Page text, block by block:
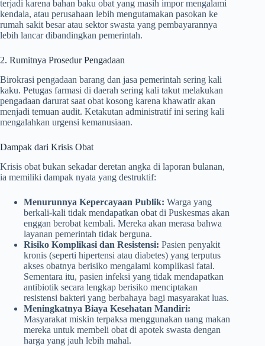
terjadi karena bahan baku obat yang masih impor mengalami
kendala, atau perusahaan lebih mengutamakan pasokan ke
rumah sakit besar atau sektor swasta yang pembayarannya
lebih lancar dibandingkan pemerintah.
2. Rumitnya Prosedur Pengadaan
Birokrasi pengadaan barang dan jasa pemerintah sering kali
kaku. Petugas farmasi di daerah sering kali takut melakukan
pengadaan darurat saat obat kosong karena khawatir akan
menjadi temuan audit. Ketakutan administratif ini sering kali
mengalahkan urgensi kemanusiaan.
Dampak dari Krisis Obat
Krisis obat bukan sekadar deretan angka di laporan bulanan,
ia memiliki dampak nyata yang destruktif:
Menurunnya Kepercayaan Publik: Warga yang
berkali-kali tidak mendapatkan obat di Puskesmas akan
enggan berobat kembali. Mereka akan merasa bahwa
layanan pemerintah tidak berguna.
Risiko Komplikasi dan Resistensi: Pasien penyakit
kronis (seperti hipertensi atau diabetes) yang terputus
akses obatnya berisiko mengalami komplikasi fatal.
Sementara itu, pasien infeksi yang tidak mendapatkan
antibiotik secara lengkap berisiko menciptakan
resistensi bakteri yang berbahaya bagi masyarakat luas.
Meningkatnya Biaya Kesehatan Mandiri:
Masyarakat miskin terpaksa menggunakan uang makan
mereka untuk membeli obat di apotek swasta dengan
harga yang jauh lebih mahal.